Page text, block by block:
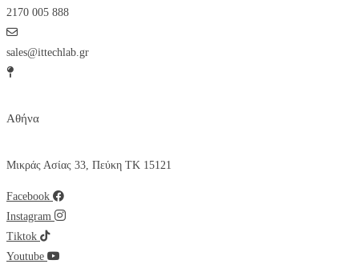
2170 005 888
sales@ittechlab.gr
Αθήνα
Μικράς Ασίας 33, Πεύκη ΤΚ 15121
Facebook
Instagram
Tiktok
Youtube